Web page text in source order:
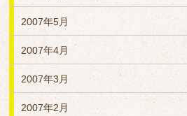
2007年5月
2007年4月
2007年3月
2007年2月